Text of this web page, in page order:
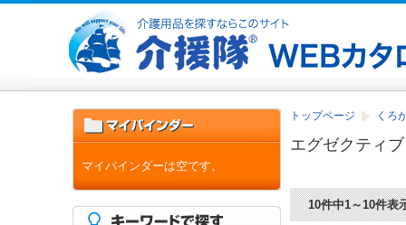
トップページ くろ
エグゼクティブ
10件中1～10件表
マイバインダーは空です。